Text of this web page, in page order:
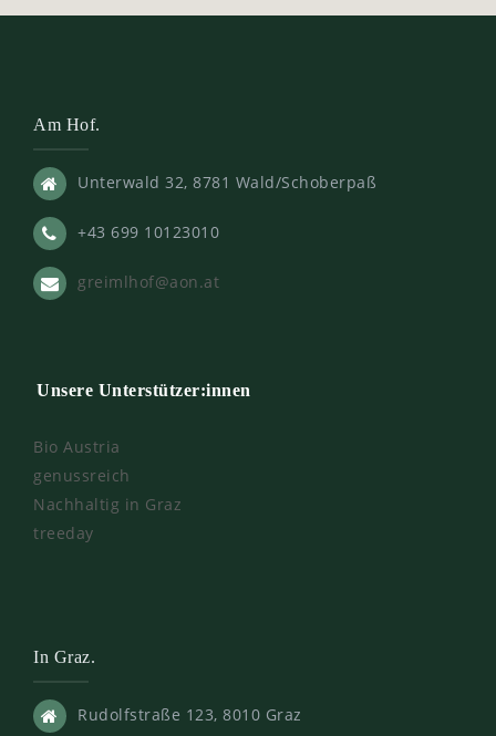
Am Hof.
Unterwald 32, 8781 Wald/Schoberpaß
+43 699 10123010
greimlhof@aon.at
Unsere Unterstützer:innen
Bio Austria
genussreich
Nachhaltig in Graz
treeday
In Graz.
Rudolfstraße 123, 8010 Graz